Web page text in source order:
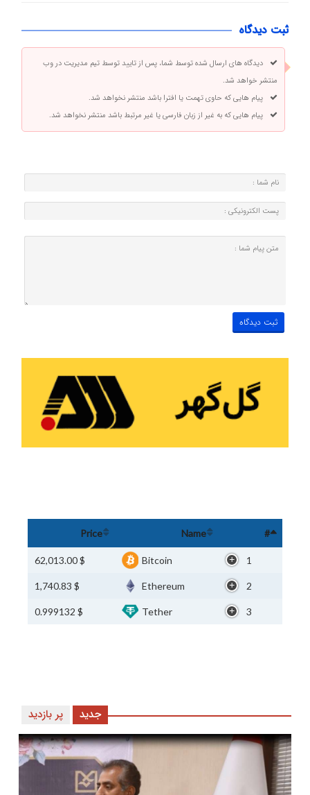
ثبت دیدگاه
دیدگاه های ارسال شده توسط شما، پس از تایید توسط تیم مدیریت در وب
منتشر خواهد شد.
پیام هایی که حاوی تهمت یا افترا باشد منتشر نخواهد شد.
پیام هایی که به غیر از زبان فارسی یا غیر مرتبط باشد منتشر نخواهد شد.
#
Name
Price
1
Bitcoin
$ 62,013.00
2
Ethereum
$ 1,740.83
3
Tether
$ 0.999132
پر بازدید جدید